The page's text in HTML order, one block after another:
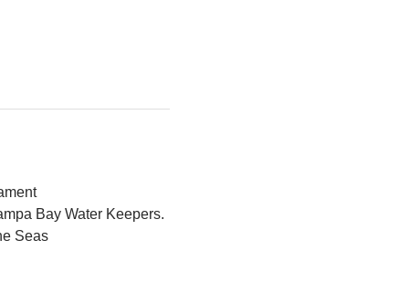
Bay Water Keepers.
Seas